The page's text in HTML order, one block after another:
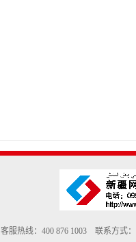
客服热线：400 876 1003 联系方式